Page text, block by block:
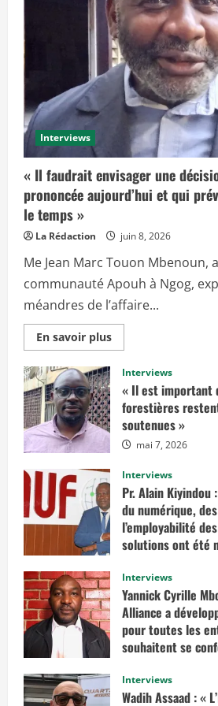
Interviews
« Il faudrait envisager une
prononcée aujourd’hui et qui
le temps »
La Rédaction juin 8, 2026
Me Jean Marc Touon Mbenoun,
communauté Apouh à Ngog,
méandres de l’affaire...
En savoir plusE
n
Interviews
« Il est important
forestières
soutenues »
mai 7, 2026
Interviews
Pr. Alain Kiyindou
du numérique,
l’employabilité
solutions ont été
Interviews
Yannick Cyrille
Alliance a
pour toutes les
souhaitent se
février 14, 2025
Interviews
Wadih Assaad : «